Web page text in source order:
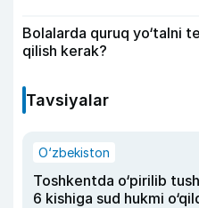
Bolalarda quruq yo‘talni
qilish kerak?
Tavsiyalar
O‘zbekiston
Toshkentda o‘pirilib
6 kishiga sud hukmi